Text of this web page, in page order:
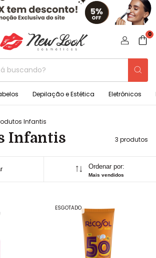
0
Depilação e Estética Eletrônicos
Infantis
Infantis 3 produtos
Ordenar por:
Mais vendidos
ESGOTADO